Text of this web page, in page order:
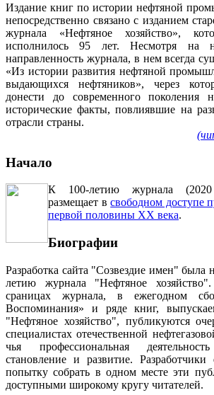
Издание книг по истории нефтяной
непосредственно связано с изданием
журнала «Нефтяное хозяйство»,
исполнилось 95 лет. Несмотря на
направленность журнала, в нем всегда
«Из истории развития нефтяной
выдающихся нефтяников», через
донести до современного поколения
исторические факты, повлиявшие на
отрасли страны.
Начало
К 100-летию журнала (2020
размещает всвободном доступе
первой половины ХХ века.
Биографии
Разработка сайта "Созвездие имен" была
летию журнала "Нефтяное
сраницах журнала, в ежегодном
Воспоминания» и ряде книг,
"Нефтяное хозяйство", публикуются
специалистах отечественной
чья профессиональная
становление и развитие. Разработчики
попытку собрать в одном месте эти
доступными широкому кругу читателей.